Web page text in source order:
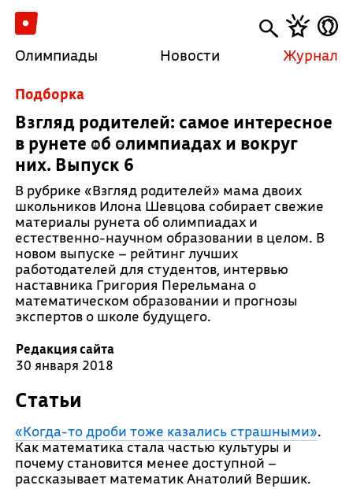
Олимпиады Новости Журнал
Подборка
Взгляд родителей: самое интересное
в рунете об олимпиадах и вокруг
них. Выпуск 6
В рубрике «Взгляд родителей» мама двоих
школьников Илона Шевцова собирает свежие
материалы рунета об олимпиадах и
естественно-научном образовании в целом. В
новом выпуске – рейтинг лучших
работодателей для студентов, интервью
наставника Григория Перельмана о
математическом образовании и прогнозы
экспертов о школе будущего.
Редакция сайта
30 января 2018
Статьи
«Когда-то дроби тоже казались страшными».
Как математика стала частью культуры и
почему становится менее доступной –
рассказывает математик Анатолий Вершик.